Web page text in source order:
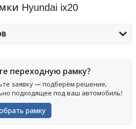
Hyundai ix20
переходную рамку?
заявку — подберём решение,
подходящее под ваш автомобиль!
рамку